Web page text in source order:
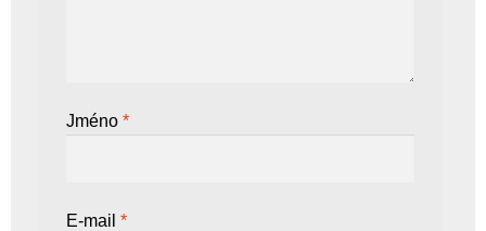
Jméno *
E-mail *